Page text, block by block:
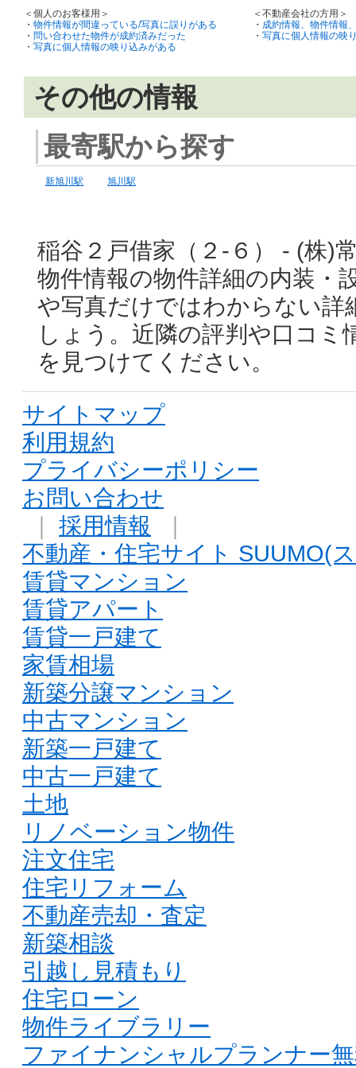
＜個人のお客様用＞
・ 物件情報が間違っている/写真に誤りがある
・ 問い合わせた物件が成約済みだった
・ 写真に個人情報の映り込みがある
＜不動産会社の方用＞
・ 成約情報、物件情報
・ 写真に個人情報の映
その他の情報
最寄駅から探す
新旭川駅 旭川駅
稲谷２戸借家（２-６） - (株)
物件情報の物件詳細の内装・
や写真だけではわからない詳
しょう。近隣の評判や口コ
を見つけてください。
サイトマップ
利用規約
プライバシーポリシー
お問い合わせ
｜ 採用情報 ｜
不動産・住宅サイト SUUMO(
賃貸マンション
賃貸アパート
賃貸一戸建て
家賃相場
新築分譲マンション
中古マンション
新築一戸建て
中古一戸建て
土地
リノベーション物件
注文住宅
住宅リフォーム
不動産売却・査定
新築相談
引越し見積もり
住宅ローン
物件ライブラリー
ファイナンシャルプランナー